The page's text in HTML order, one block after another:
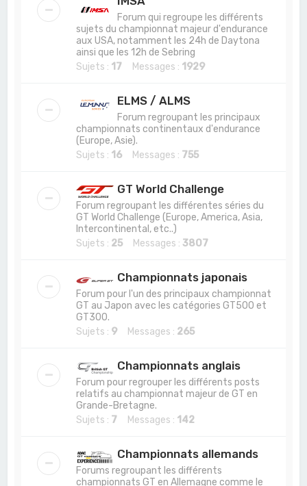
Forum qui regroupe les différents
sujets du championnat majeur d'endurance
aux USA, notamment les 24h de Daytona
ainsi que les 12h de Sebring
Sujets : 17 Messages : 1929
ELMS / ALMS
Forum regroupant les principaux
championnats continentaux d'endurance
(Europe, Asie).
Sujets : 16 Messages : 755
GT World Challenge
Forum regroupant les différentes séries du
GT World Challenge (Europe, America, Asia,
Intercontinental, etc..)
Sujets : 25 Messages : 3807
Championnats japonais
Forum pour l'un des principaux championnat
GT au Japon avec les catégories GT500 et
GT300.
Sujets : 9 Messages : 265
Championnats anglais
Forum pour regrouper les différents posts
relatifs au championnat majeur de GT en
Grande-Bretagne.
Sujets : 7 Messages : 142
Championnats allemands
Forums regroupant les différents
championnats GT en Allemagne comme le